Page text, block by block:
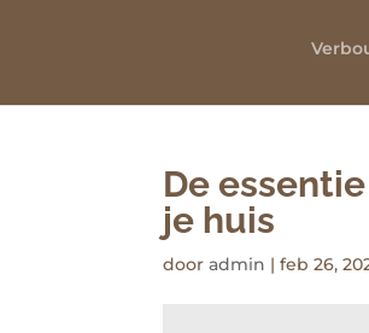
De
je huis
door admin | feb 26,